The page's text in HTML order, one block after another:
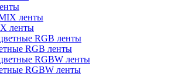
ленты
RGB ленты
RGBW ленты